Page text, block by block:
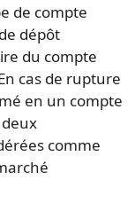
de compte
dépôt
du compte
cas de rupture
en un compte
comme